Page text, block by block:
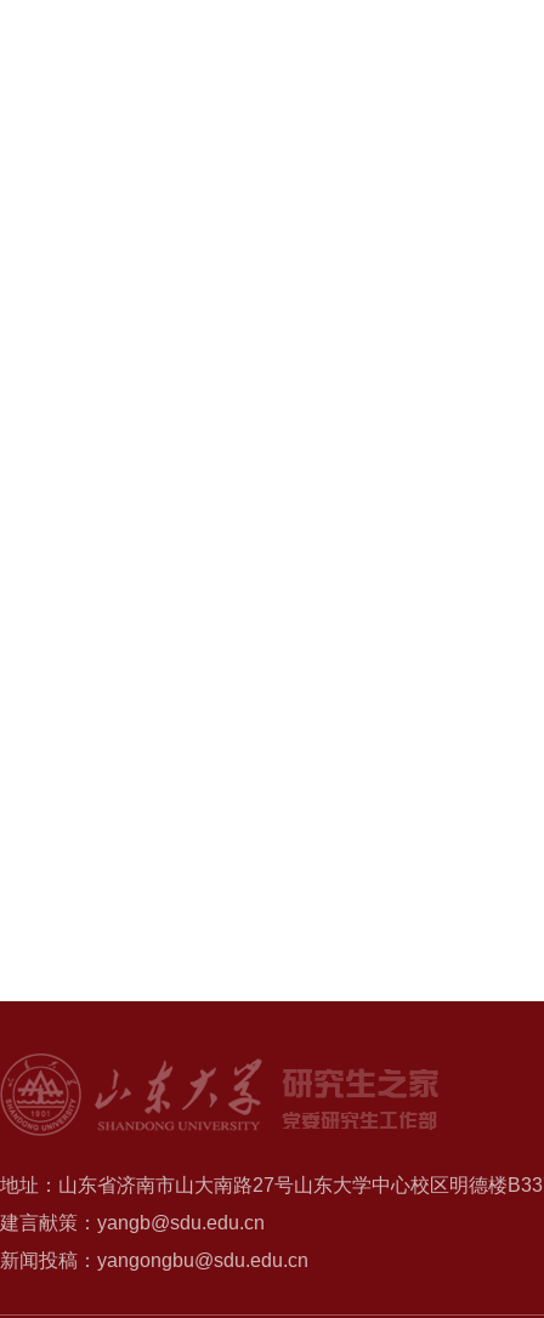
地址：山东省济南市山大南路27号山东大学中心校区明德楼
建言献策：yangb@sdu.edu.cn
新闻投稿：yangongbu@sdu.edu.cn